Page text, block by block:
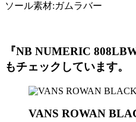
ソール素材:ガムラバー
『NB NUMERIC
もチェックしています。
VANS ROWAN